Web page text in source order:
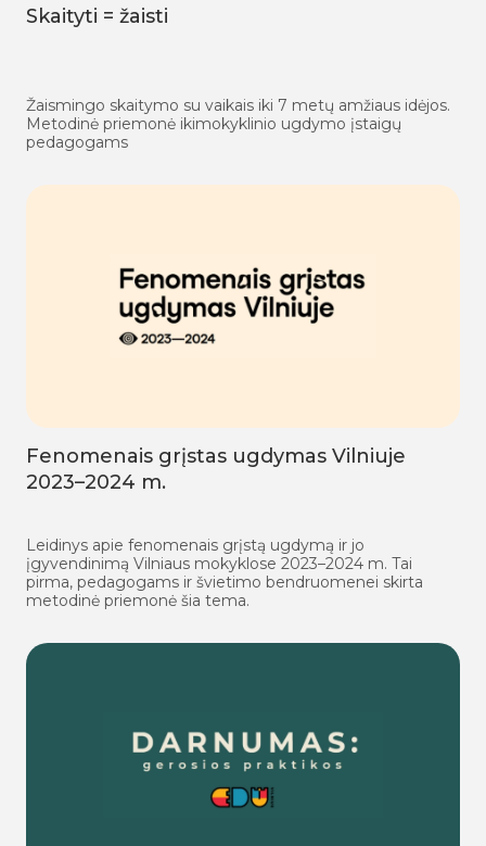
Skaityti = žaisti
Žaismingo skaitymo su vaikais iki 7 metų amžiaus idėjos.
Metodinė priemonė ikimokyklinio ugdymo įstaigų
pedagogams
Fenomenais grįstas ugdymas Vilniuje
2023–2024 m.
Leidinys apie fenomenais grįstą ugdymą ir jo
įgyvendinimą Vilniaus mokyklose 2023–2024 m. Tai
pirma, pedagogams ir švietimo bendruomenei skirta
metodinė priemonė šia tema.